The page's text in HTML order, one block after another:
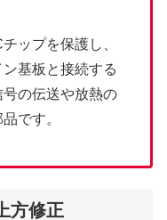
ップを保護し、
基板と接続する
の伝送や放熱の
です。
方修正